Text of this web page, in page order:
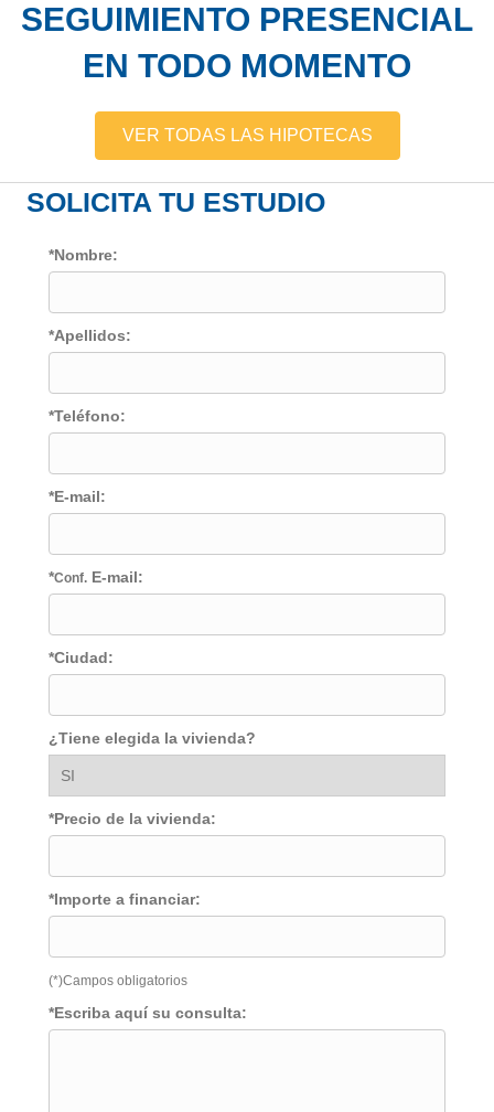
SEGUIMIENTO PRESENCIAL
EN TODO MOMENTO
VER TODAS LAS HIPOTECAS
SOLICITA TU ESTUDIO
*Nombre:
*Apellidos:
*Teléfono:
*E-mail:
*Conf. E-mail:
*Ciudad:
¿Tiene elegida la vivienda?
*Precio de la vivienda:
*Importe a financiar:
(*)Campos obligatorios
*Escriba aquí su consulta: